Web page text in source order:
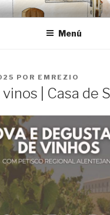
de Borba
Menú
POR EMREZIO
| Casa de